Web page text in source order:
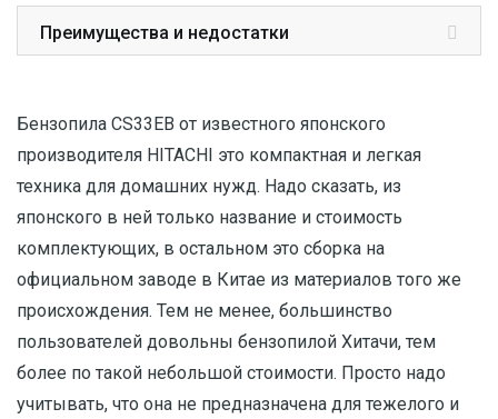
Преимущества и недостатки
Бензопила CS33EВ от известного японского
производителя HITACHI это компактная и легкая
техника для домашних нужд. Надо сказать, из
японского в ней только название и стоимость
комплектующих, в остальном это сборка на
официальном заводе в Китае из материалов того же
происхождения. Тем не менее, большинство
пользователей довольны бензопилой Хитачи, тем
более по такой небольшой стоимости. Просто надо
учитывать, что она не предназначена для тежелого и